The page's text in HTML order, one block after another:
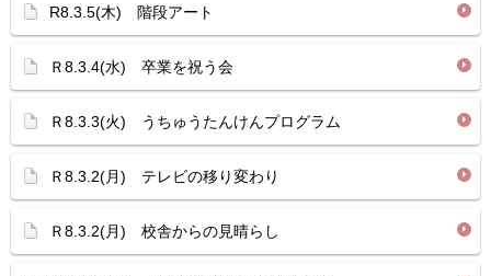
R8.3.5(木) 階段アート
Ｒ8.3.4(水) 卒業を祝う会
Ｒ8.3.3(火) うちゅうたんけんプログラム
Ｒ8.3.2(月) テレビの移り変わり
Ｒ8.3.2(月) 校舎からの見晴らし